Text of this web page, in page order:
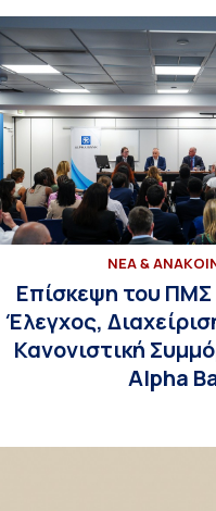
ΝΕΑ &
Επίσκεψη του
Έλεγχος,
Κανονιστική
Alpha